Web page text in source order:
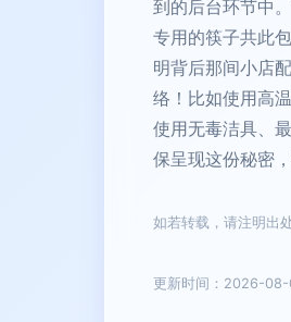
到的后台环节中
专用的筷子共此
明背后那间小店
络！比如使用高
使用无毒洁具、
保呈现这份秘密
如若转载，请注明
更新时间：2026-